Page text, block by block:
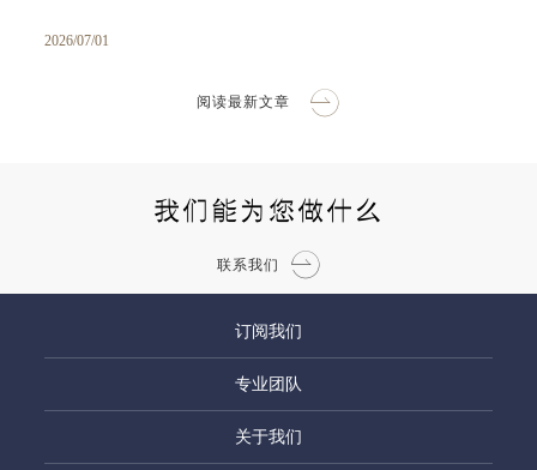
2026/07/01
阅读最新文章
我们能为您做什么
联系我们
订阅我们
专业团队
关于我们